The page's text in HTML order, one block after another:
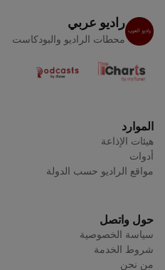
راديو عربي
محطات الراديو والبودكاست
الموارد
هيئات الإذاعة
أدوات
مواقع الراديو حسب الدولة
حول واتصل
سياسة الخصوصية
شروط الخدمة
من نحن